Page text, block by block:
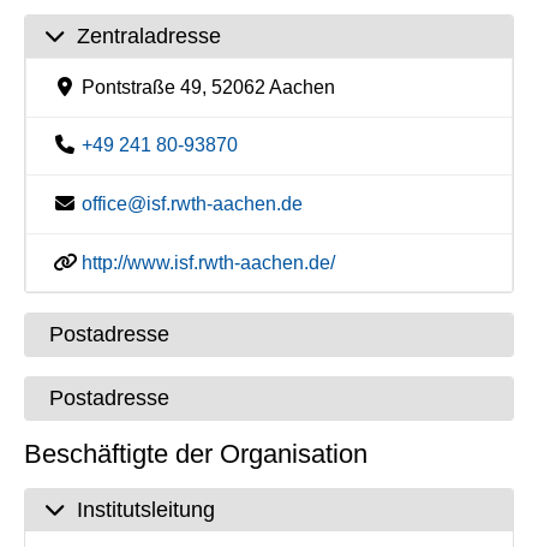
Zentraladresse
Pontstraße 49, 52062 Aachen
+49 241 80-93870
office@isf.rwth-aachen.de
http://www.isf.rwth-aachen.de/
Postadresse
Postadresse
Beschäftigte der Organisation
Institutsleitung